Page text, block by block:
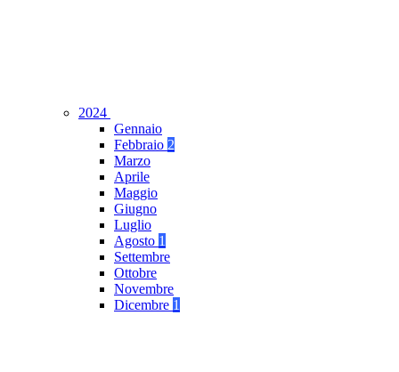
2024
Gennaio
Febbraio 2
Marzo
Aprile
Maggio
Giugno
Luglio
Agosto 1
Settembre
Ottobre
Novembre
Dicembre 1